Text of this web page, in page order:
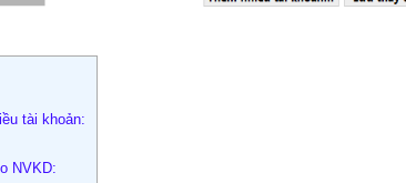
tài khoản:
NVKD: